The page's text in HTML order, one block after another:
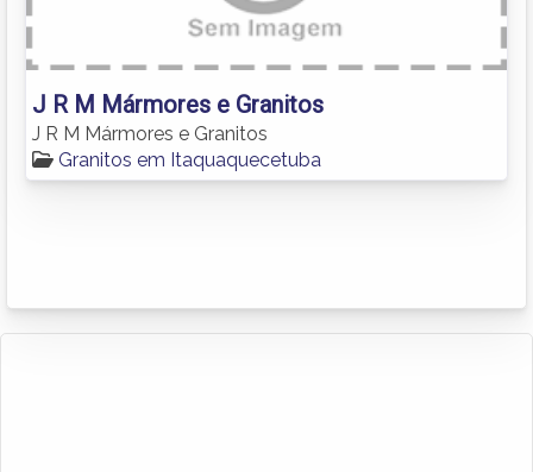
J R M Mármores e Granitos
J R M Mármores e Granitos
Granitos em Itaquaquecetuba